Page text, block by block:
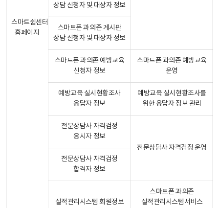
스마트쉼센터
홈페이지
상담 신청자 및 대상자 정보
스마트폰 과의존 게시판
상담 신청자 및 대상자 정보
스마트폰 과의존 예방교육
신청자 정보
스마트폰 과의존 예방교육
운영
예방교육 실시현황조사
응답자 정보
예방교육 실시현황조사를
위한 응답자 정보 관리
전문상담사 자격검정
응시자 정보
전문상담사 자격검정 운영
전문상담사 자격검정
합격자 정보
실적관리시스템 회원정보
스마트폰 과의존
실적관리시스템서비스